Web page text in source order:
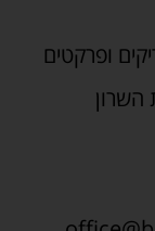
ופרקטים